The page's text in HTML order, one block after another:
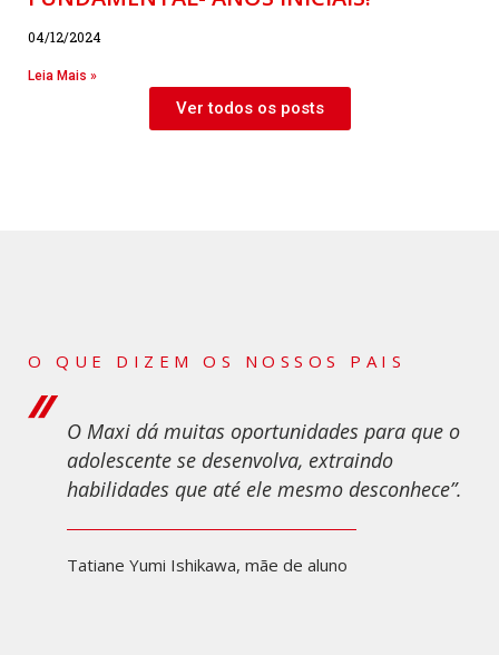
04/12/2024
Leia Mais »
Ver todos os posts
O QUE DIZEM OS NOSSOS PAIS
O Maxi dá muitas oportunidades para que o
adolescente se desenvolva, extraindo
habilidades que até ele mesmo desconhece”.
Tatiane Yumi Ishikawa, mãe de aluno